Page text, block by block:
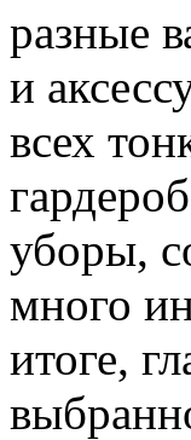
разные
и
всех
уборы,
много
итоге,